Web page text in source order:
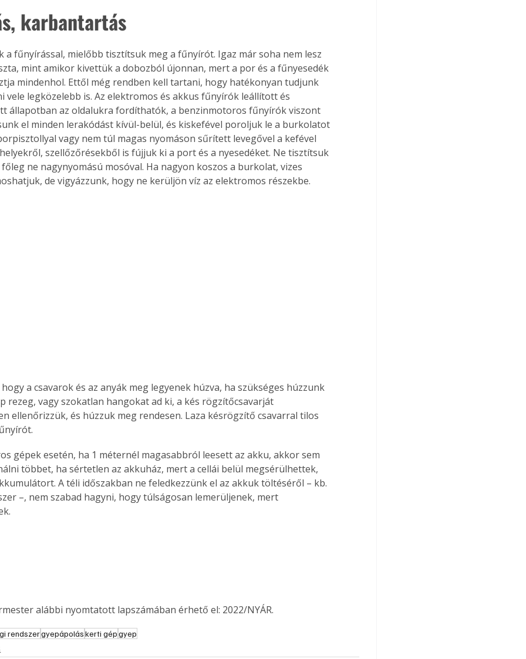
Gyógyító növények: a
természet kincsei az
karbantartás
a fűnyírással, mielőbb tisztítsuk meg a fűnyírót. Igaz már soha nem lesz
mint amikor kivettük a dobozból újonnan, mert a por és a fűnyesedék
mindenhol. Ettől még rendben kell tartani, hogy hatékonyan tudjunk
vele legközelebb is. Az elektromos és akkus fűnyírók leállított és
állapotban az oldalukra fordíthatók, a benzinmotoros fűnyírók viszont
el minden lerakódást kívül-belül, és kiskefével poroljuk le a burkolatot
vagy nem túl magas nyomáson sűrített levegővel a kefével
szellőzőrésekből is fújjuk ki a port és a nyesedéket. Ne tisztítsuk
ne nagynyomású mosóval. Ha nagyon koszos a burkolat, vizes
de vigyázzunk, hogy ne kerüljön víz az elektromos részekbe.
a csavarok és az anyák meg legyenek húzva, ha szükséges húzzunk
rezeg, vagy szokatlan hangokat ad ki, a kés rögzítőcsavarját
ellenőrizzük, és húzzuk meg rendesen. Laza késrögzítő csavarral tilos
gépek esetén, ha 1 méternél magasabbról leesett az akku, akkor sem
többet, ha sértetlen az akkuház, mert a cellái belül megsérülhettek,
A téli időszakban ne feledkezzünk el az akkuk töltéséről – kb.
–, nem szabad hagyni, hogy túlságosan lemerüljenek, mert
alábbi nyomtatott lapszámában érhető el: 2022/NYÁR.
rendszergyepápoláskerti gépgyep